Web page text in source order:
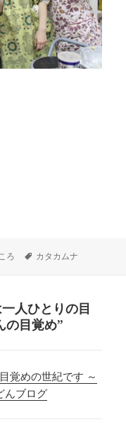
ろ
タ
カタカムナ
人ひとりの目
の目覚め”
覚めの世紀です ～
んブログ